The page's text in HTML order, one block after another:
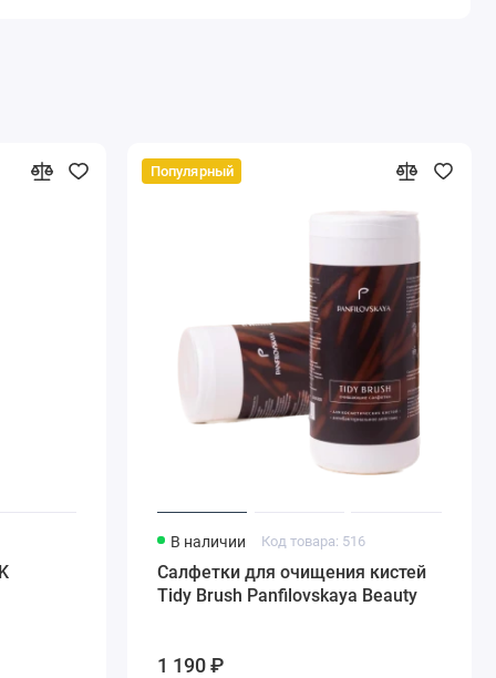
Популярный
В наличии Код товара: 516
Салфетки для очищения кистей
Tidy Brush Panfilovskaya Beauty
1 190 ₽